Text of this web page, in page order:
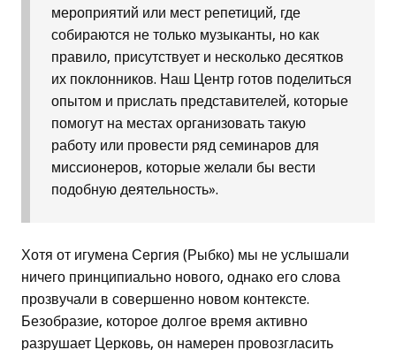
мероприятий или мест репетиций, где
собираются не только музыканты, но как
правило, присутствует и несколько десятков
их поклонников. Наш Центр готов поделиться
опытом и прислать представителей, которые
помогут на местах организовать такую
работу или провести ряд семинаров для
миссионеров, которые желали бы вести
подобную деятельность».
Хотя от игумена Сергия (Рыбко) мы не услышали
ничего принципиально нового, однако его слова
прозвучали в совершенно новом контексте.
Безобразие, которое долгое время активно
разрушает Церковь, он намерен провозгласить